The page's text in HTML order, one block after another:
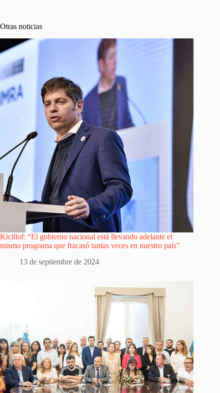
Otras noticias
Kicillof: “El gobierno nacional está llevando adelante el
mismo programa que fracasó tantas veces en nuestro país”
13 de septiembre de 2024